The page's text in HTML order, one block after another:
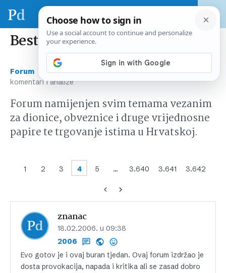
Best buy – komentari i analize
Forum Tržište kapitala Hrvatska ›
Best buy –
komentari i analize
Forum namijenjen svim temama vezanim
za dionice, obveznice i druge vrijednosne
papire te trgovanje istima u Hrvatskoj.
1 2 3 4 5 … 3.640 3.641 3.642
znanac
18.02.2006. u 09:38
2006
Evo gotov je i ovaj buran tjedan. Ovaj forum izdržao je
dosta provokacija, napada i kritika ali se zasad dobro